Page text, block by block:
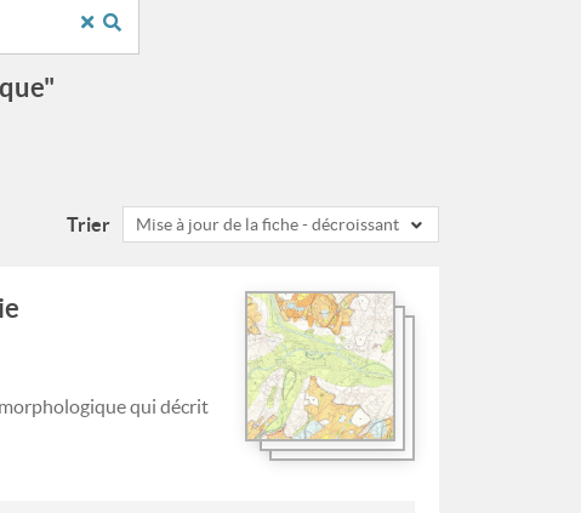
Trier Mise à jour de la fiche - décroissant
qui décrit